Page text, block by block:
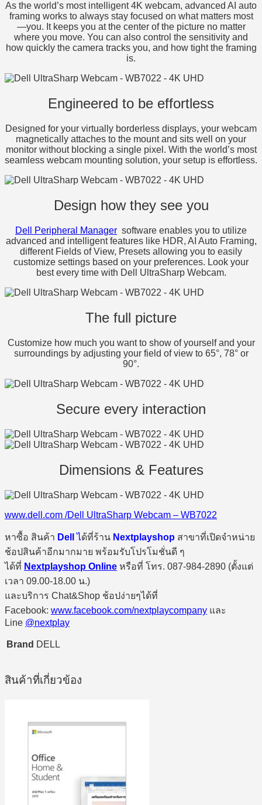
As the world’s most intelligent 4K webcam, advanced AI auto
framing works to always stay focused on what matters most
—you. It keeps you at the center of the picture no matter
where you move. You can also control the sensitivity and
how quickly the camera tracks you, and how tight the framing
is.
Engineered to be effortless
Designed for your virtually borderless displays, your webcam
magnetically attaches to the mount and sits well on your
monitor without blocking a single pixel. With the world’s most
seamless webcam mounting solution, your setup is effortless.
Design how they see you
Dell Peripheral Manager software enables you to utilize
advanced and intelligent features like HDR, AI Auto Framing,
different Fields of View, Presets allowing you to easily
customize settings based on your preferences. Look your
best every time with Dell UltraSharp Webcam.
The full picture
Customize how much you want to show of yourself and your
surroundings by adjusting your field of view to 65°, 78° or
90°.
Secure every interaction
Dimensions & Features
www.dell.com /Dell UltraSharp Webcam – WB7022
หาซื้อ สินค้า Dell ได้ที่ร้าน Nextplayshop สาขาที่เปิดจำหน่าย
ช้อปสินค้าอีกมากมาย พร้อมรับโปรโมชั่นดี ๆ
ได้ที่ Nextplayshop Online หรือที่ โทร. 087-984-2890 (ตั้งแต่
เวลา 09.00-18.00 น.)
และบริการ Chat&Shop ช้อปง่ายๆได้ที่
Facebook: www.facebook.com/nextplaycompany และ
Line @nextplay
Brand DELL
สินค้าที่เกี่ยวข้อง